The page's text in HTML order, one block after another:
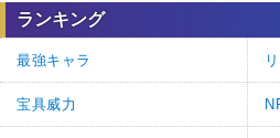
ランキング
最強キャラ
宝具威力